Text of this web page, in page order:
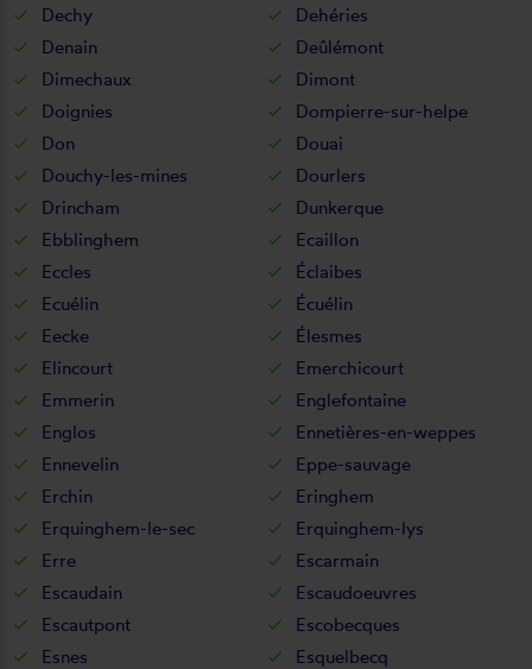
Dechy
Dehéries
Denain
Deûlémont
Dimechaux
Dimont
Doignies
Dompierre-sur-helpe
Don
Douai
Douchy-les-mines
Dourlers
Drincham
Dunkerque
Ebblinghem
Ecaillon
Eccles
Éclaibes
Ecuélin
Écuélin
Eecke
Élesmes
Elincourt
Emerchicourt
Emmerin
Englefontaine
Englos
Ennetières-en-weppes
Ennevelin
Eppe-sauvage
Erchin
Eringhem
Erquinghem-le-sec
Erquinghem-lys
Erre
Escarmain
Escaudain
Escaudoeuvres
Escautpont
Escobecques
Esnes
Esquelbecq